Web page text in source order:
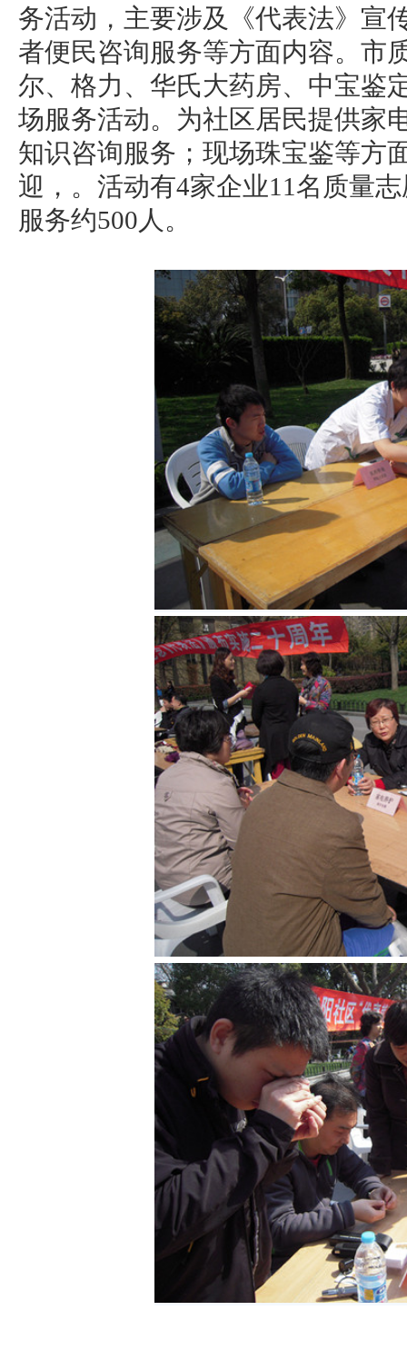
务活动，主要涉及《代表法》宣
者便民咨询服务等方面内容。市
尔、格力、华氏大药房、中宝鉴
场服务活动。为社区居民提供家
知识咨询服务；现场珠宝鉴等方
迎，。活动有4家企业11名质量
服务约500人。